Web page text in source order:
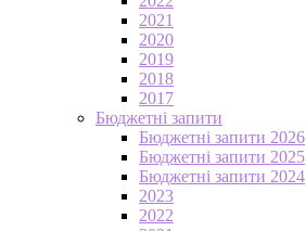
2021
2020
2019
2018
2017
Бюджетні запити
Бюджетні запити 2026
Бюджетні запити 2025
Бюджетні запити 2024
2023
2022